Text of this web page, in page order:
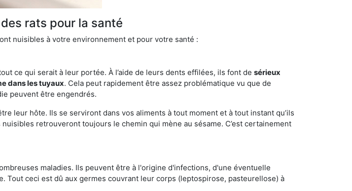
rats pour la santé
nuisibles à votre environnement et pour votre santé :
ce qui serait à leur portée. À l’aide de leurs dents effilées, ils font de sérieux
dans les tuyaux. Cela peut rapidement être assez problématique vu que de
peuvent être engendrés.
leur hôte. Ils se serviront dans vos aliments à tout moment et à tout instant qu’ils
retrouveront toujours le chemin qui mène au sésame. C’est certainement
maladies. Ils peuvent être à l'origine d'infections, d'une éventuelle
Tout ceci est dû aux germes couvrant leur corps (leptospirose, pasteurellose) à